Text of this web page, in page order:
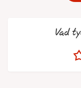
Vad